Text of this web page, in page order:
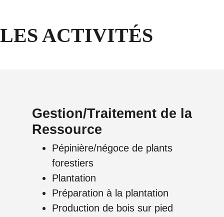
LES ACTIVITÉS
Gestion/Traitement de la
Ressource
Pépinière/négoce de plants
forestiers
Plantation
Préparation à la plantation
Production de bois sur pied